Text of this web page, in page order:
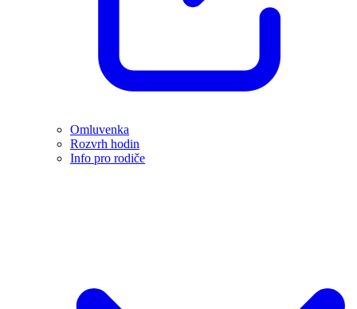
Omluvenka
Rozvrh hodin
Info pro rodiče